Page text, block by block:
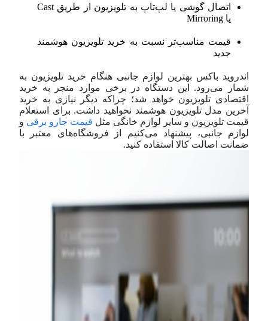
اتصال گوشی یا لپ‌تاپ به تلویزیون از طریق Cast
یا Mirroring
قیمت مناسب‌تر نسبت به خرید تلویزیون هوشمند
جدید
اندروید باکس بهترین لوازم جانبی هنگام خرید تلویزیون به
شمار می‌رود. این دستگاه در برخی موارد منجر به خرید
اقتصادی تلویزیون خواهد شد؛ چرا‌که دیگر نیازی به خرید
آخرین مدل تلویزیون هوشمند نخواهید داشت. برای استعلام
قیمت تلویزیون و سایر لوازم خانگی مثل قیمت جارو برقی و
لوازم جانبی، پیشنهاد می‌کنیم از فروشگاه‌های معتبر با
ضمانت اصالت کالا استفاده کنید.